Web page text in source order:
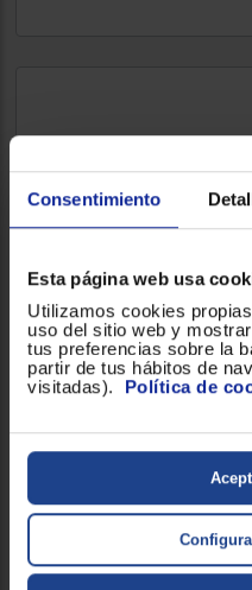
Consentimiento
Esta página web usa
Utilizamos cookies
uso del sitio web y
tus preferencias sobre la
partir de tus hábitos de
visitadas). Política de